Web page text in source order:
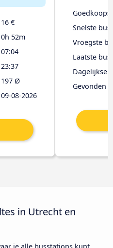
16 €
0h 52m
07:04
23:37
197 Ø
09-08-2026
Snelste bus
Vroegste
Laatste bus
Dagelijkse
Gevonden
in Utrecht en